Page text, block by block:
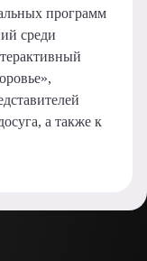
программ
среди
а также к